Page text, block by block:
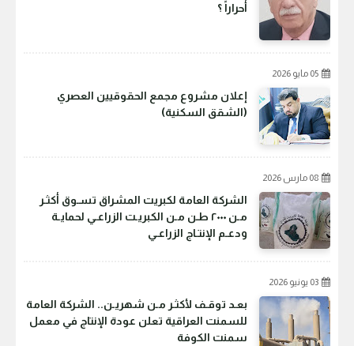
أحراراً ؟
05 مايو 2026
إعلان مشروع مجمع الحقوقيين العصري
(الشقق السكنية)
08 مارس 2026
الشركة العامة لكبريت المشراق تسـوق أكثـر
مـن ٢٠٠٠ طـن مـن الكبريـت الزراعـي لحمايـة
ودعـم الإنتـاج الزراعـي
03 يونيو 2026
بعـد توقـف لأكثـر مـن شهريـن.. الشركة العامة
للسمنت العراقية تعلن عودة الإنتاج في معمل
سمنت الكوفة